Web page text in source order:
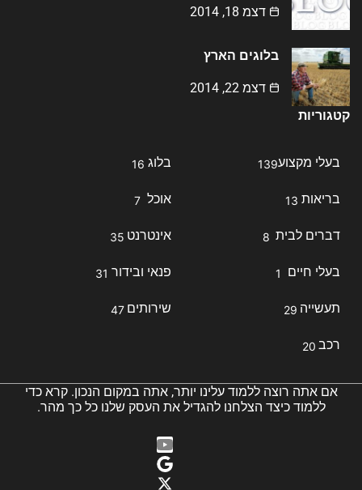
דצמ 18, 2014
בלוגים הארץ
דצמ 22, 2014
קטגוריות
בעלי מקצוע139 בלוג 16
בריאות 13 אוכל 7
דברים לבית 8 אינטרנט 35
בעלי חיים 1 פנאי ובידור 31
תעשייה 29 שירותים 47
רכב 20
אם אתה רוצה ללמוד עלינו יותר, אתה במקום הנכון. קרא כדי
ללמוד כיצד הצלחנו להגדיל את העסק שלנו כל כך מהר.